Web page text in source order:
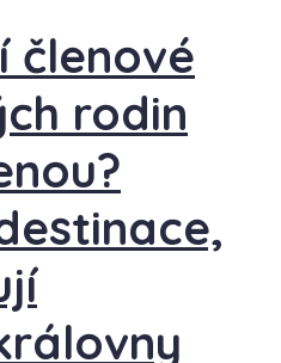
členové
rodin